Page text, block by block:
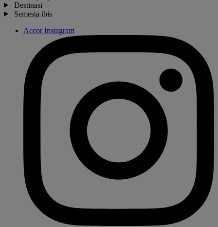
Destinasi
Semesta ibis
Accor Instagram